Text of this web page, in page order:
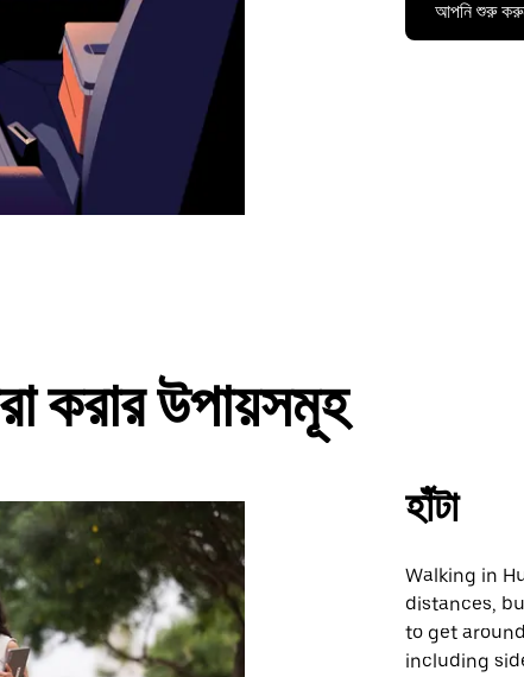
আপনি শুরু
করার উপায়সমূহ
হাঁটা
Walking in
distances,
to get
including